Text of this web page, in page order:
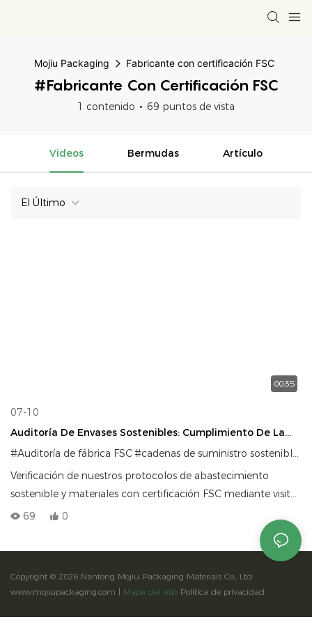
Mojiu Packaging Fabricante con certificación FSC
#Fabricante Con Certificación FSC
1 contenido 69 puntos de vista
Videos Bermudas Artículo
El Último
00:35
07-10
Auditoría De Envases Sostenibles: Cumplimiento De La
Certificación FSC E Integridad De Los Materiales De Los
#Auditoría de fábrica FSC#cadenas de suministro sostenibles
Verificación de nuestros protocolos de abastecimiento
sostenible y materiales con certificación FSC mediante visitas
a representantes de marcas globales.
69 0
Copyright © 2026 Nantong Mojiu Packaging Materials Co., Ltd.
www.mojiupackaging.com | Mapa del sitio Política de privacidad